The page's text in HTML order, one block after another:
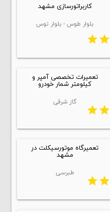
کاربراتورسازی مشهد
بلوار طوس - بلوار توس
star
star
تعمیرات تخصصی آمپر و
کیلومتر شمار خودرو
گاز شرقی
star
star
تعمیرگاه موتورسیکلت در
مشهد
طبرسی
star
star